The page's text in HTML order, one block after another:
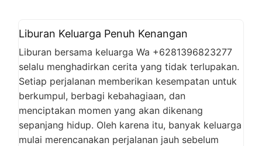
Liburan Keluarga Penuh Kenangan
Liburan bersama keluarga Wa +6281396823277
selalu menghadirkan cerita yang tidak terlupakan.
Setiap perjalanan memberikan kesempatan untuk
berkumpul, berbagi kebahagiaan, dan
menciptakan momen yang akan dikenang
sepanjang hidup. Oleh karena itu, banyak keluarga
mulai merencanakan perjalanan jauh sebelum